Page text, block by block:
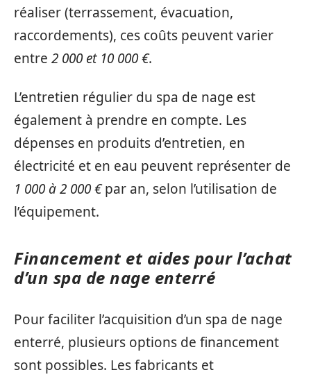
réaliser (terrassement, évacuation,
raccordements), ces coûts peuvent varier
entre 2 000 et 10 000 €.
L’entretien régulier du spa de nage est
également à prendre en compte. Les
dépenses en produits d’entretien, en
électricité et en eau peuvent représenter de
1 000 à 2 000 €par an, selon l’utilisation de
l’équipement.
Financement et aides pour l’achat
d’un spa de nage enterré
Pour faciliter l’acquisition d’un spa de nage
enterré, plusieurs options de financement
sont possibles. Les fabricants et